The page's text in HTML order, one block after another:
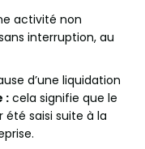
activité non
interruption, au
d’une liquidation
: cela signifie que le
saisi suite à la